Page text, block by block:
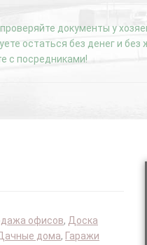
документы у
остаться без денег и
с посредниками!
офисов, Доска
дома, Гаражи